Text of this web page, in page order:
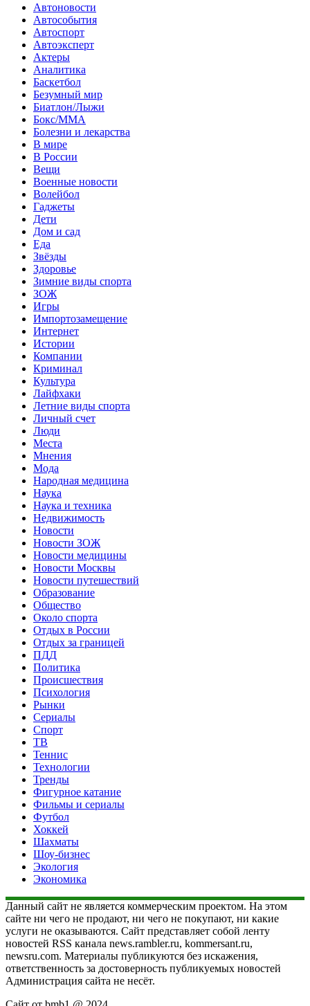
Автоновости
Автособытия
Автоспорт
Автоэксперт
Актеры
Аналитика
Баскетбол
Безумный мир
Биатлон/Лыжи
Бокс/MMA
Болезни и лекарства
В мире
В России
Вещи
Военные новости
Волейбол
Гаджеты
Дети
Дом и сад
Еда
Звёзды
Здоровье
Зимние виды спорта
ЗОЖ
Игры
Импортозамещение
Интернет
Истории
Компании
Криминал
Культура
Лайфхаки
Летние виды спорта
Личный счет
Люди
Места
Мнения
Мода
Народная медицина
Наука
Наука и техника
Недвижимость
Новости
Новости ЗОЖ
Новости медицины
Новости Москвы
Новости путешествий
Образование
Общество
Около спорта
Отдых в России
Отдых за границей
ПДД
Политика
Происшествия
Психология
Рынки
Сериалы
Спорт
ТВ
Теннис
Технологии
Тренды
Фигурное катание
Фильмы и сериалы
Футбол
Хоккей
Шахматы
Шоу-бизнес
Экология
Экономика
Данный сайт не является коммерческим проектом. На этом
сайте ни чего не продают, ни чего не покупают, ни какие
услуги не оказываются. Сайт представляет собой ленту
новостей RSS канала news.rambler.ru, kommersant.ru,
newsru.com. Материалы публикуются без искажения,
ответственность за достоверность публикуемых новостей
Администрация сайта не несёт.